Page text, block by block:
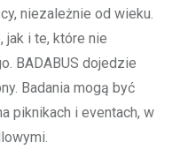
niezależnie od wieku.
jak i te, które nie
BADABUS dojedzie
Badania mogą być
piknikach i eventach, w